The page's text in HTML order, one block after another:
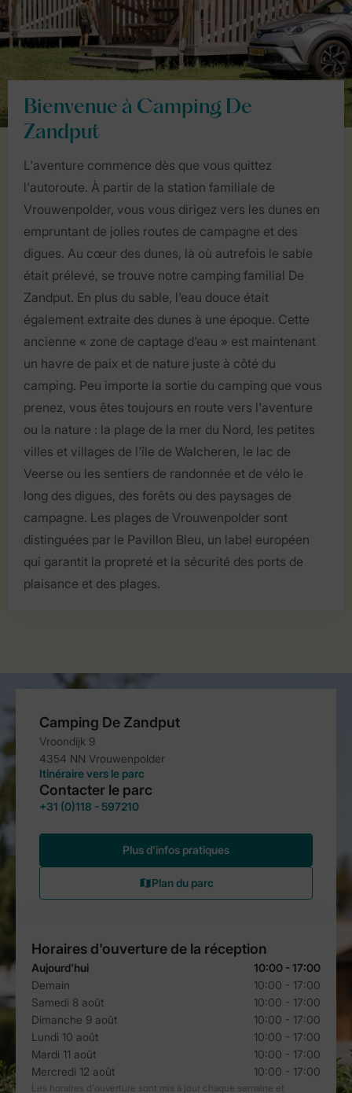
Bienvenue à Camping De
Zandput
L'aventure commence dès que vous quittez
l'autoroute. À partir de la station familiale de
Vrouwenpolder, vous vous dirigez vers les dunes en
empruntant de jolies routes de campagne et des
digues. Au cœur des dunes, là où autrefois le sable
était prélevé, se trouve notre camping familial De
Zandput. En plus du sable, l'eau douce était
également extraite des dunes à une époque. Cette
ancienne « zone de captage d'eau » est maintenant
un havre de paix et de nature juste à côté du
camping. Peu importe la sortie du camping que vous
prenez, vous êtes toujours en route vers l'aventure
ou la nature : la plage de la mer du Nord, les petites
villes et villages de l'île de Walcheren, le lac de
Veerse ou les sentiers de randonnée et de vélo le
long des digues, des forêts ou des paysages de
campagne. Les plages de Vrouwenpolder sont
distinguées par le Pavillon Bleu, un label européen
qui garantit la propreté et la sécurité des ports de
plaisance et des plages.